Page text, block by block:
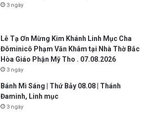
3 ngày
Lễ Tạ Ơn Mừng Kim Khánh Linh Mục Cha
Đôminicô Phạm Văn Khâm tại Nhà Thờ Bắc
Hòa Giáo Phận Mỹ Tho . 07.08.2026
3 ngày
Bánh Mì Sáng | Thứ Bảy 08.08 | Thánh
Đaminh, Linh mục
3 ngày